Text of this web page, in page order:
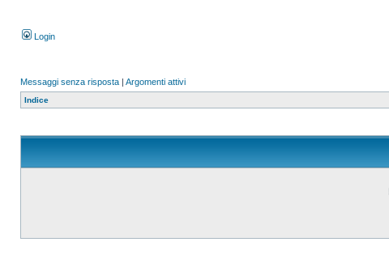
Login
Messaggi senza risposta | Argomenti attivi
Indice